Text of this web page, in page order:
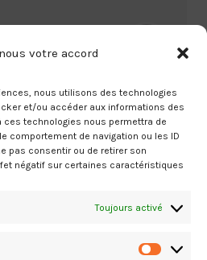
votre accord
nous utilisons des technologies
et/ou accéder aux informations des
ces technologies nous permettra de
comportement de navigation ou les ID
pas consentir ou de retirer son
négatif sur certaines caractéristiques
Toujours activé
Pierre Cedex –
TRAVAIL